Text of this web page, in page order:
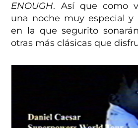
ENOUGH. Así que como
una noche muy especial y
en la que segurito
otras más clásicas que